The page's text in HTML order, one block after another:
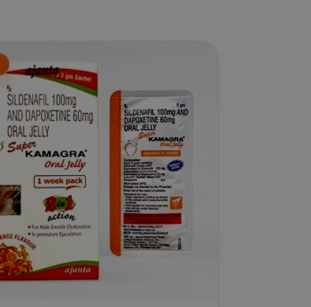
서 옵션을 선택할 수 있습니다
상품 옵션이 이 상품에 있습니다. 상품 페이지에